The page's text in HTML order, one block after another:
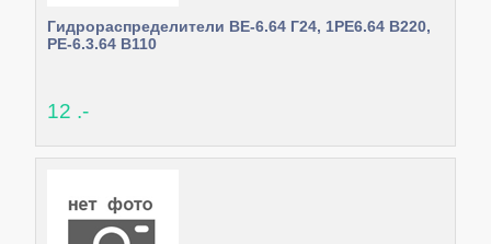
Гидрораспределители ВЕ-6.64 Г24, 1РЕ6.64 В220,
РЕ-6.3.64 В110
12 .-